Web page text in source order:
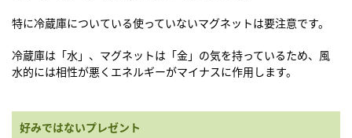
特に冷蔵庫についている使っていないマグネットは要注意です。
冷蔵庫は「水」、マグネットは「金」の気を持っているため、風
水的には相性が悪くエネルギーがマイナスに作用します。
好みではないプレゼント